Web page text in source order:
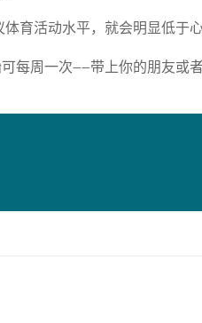
育活动水平，就会明显低于
每周一次——带上你的朋友或